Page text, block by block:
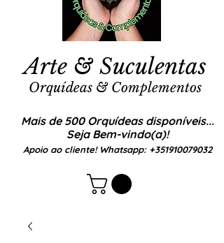
Mais de 500 Orquídeas disponíveis...
Seja Bem-vindo(a)!
Apoio ao cliente! Whatsapp: +351910079032
Arte & Suculentas
Orquídeas & Complementos